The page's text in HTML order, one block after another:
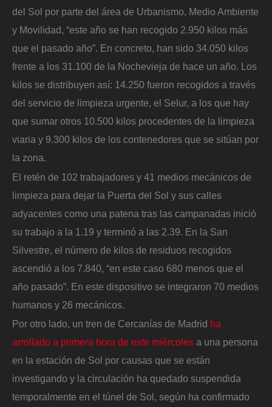
del Sol por parte del área de Urbanismo, Medio Ambiente
y Movilidad, “este año se han recogido 2.950 kilos más
que el pasado año”. En concreto, han sido 34.050 kilos
frente a los 31.100 de la Nochevieja de hace un año. Los
kilos se distribuyen así: 14.250 fueron recogidos a través
del servicio de limpieza urgente, el Selur, a los que hay
que sumar otros 10.500 kilos procedentes de la limpieza
viaria y 9.300 kilos de los contenedores que se sitúan por
la zona.
El retén de 102 trabajadores y 41 medios mecánicos de
limpieza para dejar la Puerta del Sol y sus calles
adyacentes como una patena tras las campanadas inició
su trabajo a la 1.19 y terminó a las 2.39. En la San
Silvestre, el número de kilos de residuos recogidos
ascendió a los 7.840, “en este caso 680 menos que el
año pasado”. En este dispositivo se integraron 70 medios
humanos y 26 mecánicos.
Por otro lado, un tren de Cercanías de Madrid ha
arrollado a primera hora de este miércoles a una persona
en la estación de Sol por causas que se están
investigando y la circulación ha quedado suspendida
temporalmente en el túnel de Sol, según ha confirmado